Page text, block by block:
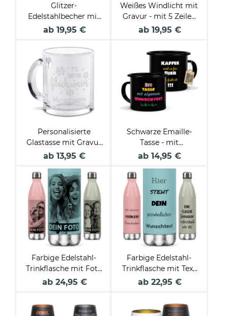
Glitzer-
Edelstahlbecher mit
Wunschtext - 350 ml -
ab 19,95 €
Weißes Windlicht mit
Gravur - mit 5 Zeilen
Text selbst gestalten -
verschiedene Farben
ab 19,95 €
Personalisierte
Glastasse mit Gravur
- Time for Glühwein -
ab 13,95 €
Schwarze Emaille-
Tasse - mit
Wunschtext
verschiedene Größen
ab 14,95 €
Farbige Edelstahl-
Trinkflasche mit Foto
und Text
ab 24,95 €
Farbige Edelstahl-
Trinkflasche mit Text
selbst gestalten - 4
ab 22,95 €